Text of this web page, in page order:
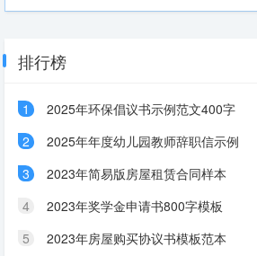
排行榜
1
2025年环保倡议书示例范文400字
2
2025年年度幼儿园教师辞职信示例
3
2023年简易版房屋租赁合同样本
4
2023年奖学金申请书800字模板
5
2023年房屋购买协议书模板范本